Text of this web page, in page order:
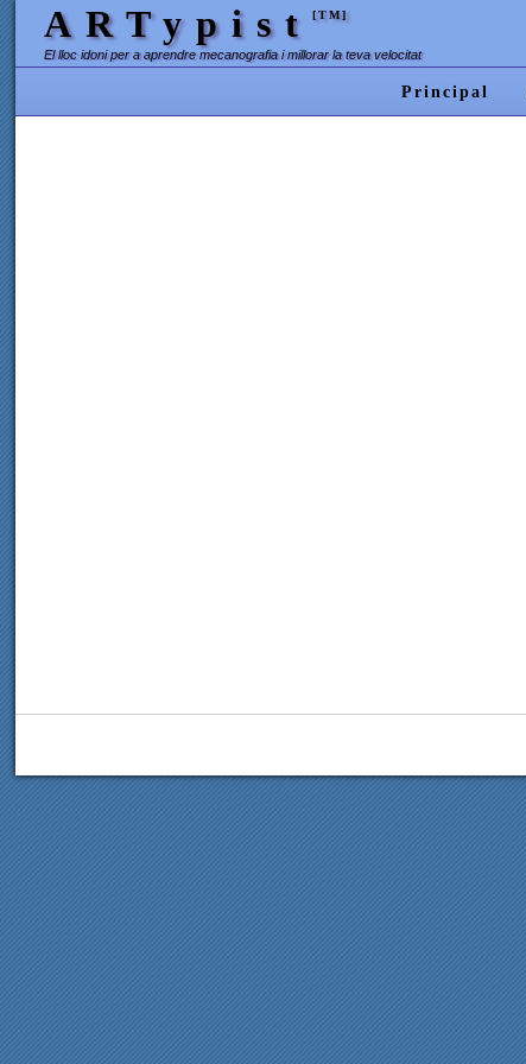
ARTypist[TM]
El lloc idoni per a aprendre mecanografia i millorar la teva velocitat
Principal